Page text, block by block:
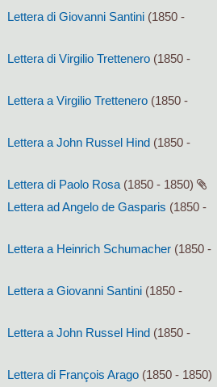
Lettera di Giovanni Santini (1850 -
Lettera di Virgilio Trettenero (1850 -
Lettera a Virgilio Trettenero (1850 -
Lettera a John Russel Hind (1850 -
Lettera di Paolo Rosa (1850 - 1850)
Lettera ad Angelo de Gasparis (1850 -
Lettera a Heinrich Schumacher (1850 -
Lettera a Giovanni Santini (1850 -
Lettera a John Russel Hind (1850 -
Lettera di François Arago (1850 - 1850)